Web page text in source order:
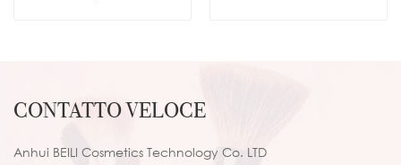
up puff
CONTATTO VELOCE
Anhui BEILI Cosmetics Technology Co. LTD